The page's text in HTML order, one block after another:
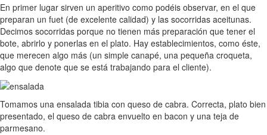
En primer lugar sirven un aperitivo como podéis observar, en el que
preparan un fuet (de excelente calidad) y las socorridas aceitunas.
Decimos socorridas porque no tienen más preparación que tener el
bote, abrirlo y ponerlas en el plato. Hay establecimientos, como éste,
que merecen algo más (un simple canapé, una pequeña croqueta,
algo que denote que se está trabajando para el cliente).
Tomamos una ensalada tibia con queso de cabra. Correcta, plato bien
presentado, el queso de cabra envuelto en bacon y una teja de
parmesano.